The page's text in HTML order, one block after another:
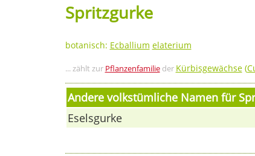
Spritzgurke
botanisch: Ecballium elaterium
... zählt zur Pflanzenfamilieder Kürbisgewächse(
Andere volkstümliche Namen für
Eselsgurke